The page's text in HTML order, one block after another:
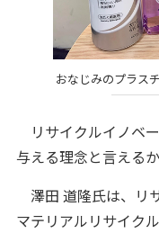
おなじみのプラス
リサイクルイノベ
与える理念と言える
澤田 道隆氏は、リ
マテリアルリサイク